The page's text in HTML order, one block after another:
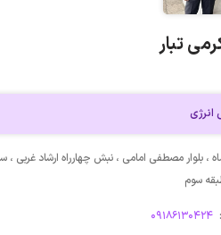
تبار
انرژی
، بلوار مصطفی امامی ، نبش چهارراه ارشاد غربی
سوم
۰۹۱۸۶۱۳۰۴۲۴